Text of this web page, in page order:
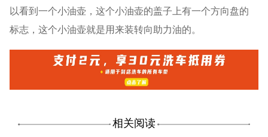
以看到一个小油壶，这个小油壶的盖子上有一个方向盘的
标志，这个小油壶就是用来装转向助力油的。
相关阅读